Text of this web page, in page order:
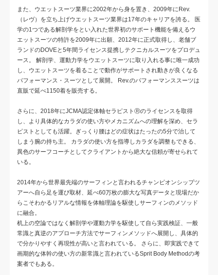
また、ウエットスーツ業界に2002年から身を置き、2009年にRev.
（レヴ）を立ち上げウエットスーツ業界は17年のキャリアを誇る。 医
学の1つである解剖学をとい入れた世界初のサポート機能を備えるウ
エットスーツの特許を2009年に出願、2012年に正式取得し、老舗ブ
ランドのDOVEと5年間ライセンス提携しテクニカルスーツをプロデュ
ース。 解剖学、運動力学をウエットスーツに取り入れる事に唯一成功
し、ウエットスーツを着ることで動作がサポートされ動きが良くなる
パフォーマンス・スーツとして展開。 Rev.のパフォーマンススーツは
直販で延べ1150着を販売する。
さらに、2018年にJCMA認定体軸セラピストⓇのライセンスを取得
し、より具体的なカラダの使い方やメカニズムへの理解を深め、セラ
ピストとしても活躍。ぎっくり腰はどの症状はたったの5分で治して
しまう腕の持ち主。 カラダの使い方を指導しカラダを調整もできる、
異色のサーフコーチとしてクライアントから絶大な信頼が寄せられて
いる。
2014年から世界最先端のサーフィンと言われるチャンピオンシップツ
アーへ自ら足を運び取材、延べ60万枚の膨大な写真データと現場だか
らこそわかるリアルな情報を体軸理論を駆使しサーフィンのメソッド
に融合。
机上の空論ではなく解剖学や運動力学を駆使して自ら実践検証、一般
常識と真逆のアプローチ方法でサーフィンメソッドへ展開し、具体的
で分かりやすく再現性が高いと言われている。 さらに、即実践できて
画期的な体幹の使い方の新常識と言われているSprit Body Methodの考
案者でもある。